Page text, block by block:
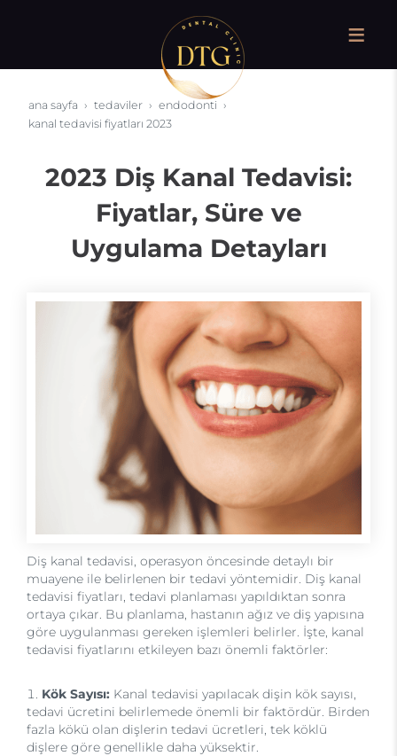
ana sayfa tedaviler
endodonti
kanal tedavisi fiyatları 2023
2023 Diş Kanal Tedavisi:
Fiyatlar, Süre ve
Uygulama Detayları
Diş kanal tedavisi, operasyon öncesinde detaylı bir
muayene ile belirlenen bir tedavi yöntemidir. Diş kanal
tedavisi fiyatları, tedavi planlaması yapıldıktan sonra
ortaya çıkar. Bu planlama, hastanın ağız ve diş yapısına
göre uygulanması gereken işlemleri belirler. İşte, kanal
tedavisi fiyatlarını etkileyen bazı önemli faktörler:
Kök Sayısı: Kanal tedavisi yapılacak dişin kök sayısı,
tedavi ücretini belirlemede önemli bir faktördür. Birden
fazla kökü olan dişlerin tedavi ücretleri, tek köklü
dişlere göre genellikle daha yüksektir.